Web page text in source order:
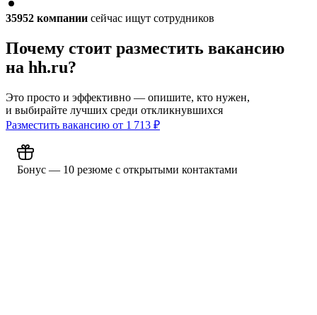
35952 компании сейчас ищут сотрудников
Почему стоит разместить вакансию
на hh.ru?
Это просто и эффективно — опишите, кто нужен,
и выбирайте лучших среди откликнувшихся
Разместить вакансию от 1 713 ₽
Бонус — 10 резюме с открытыми контактами